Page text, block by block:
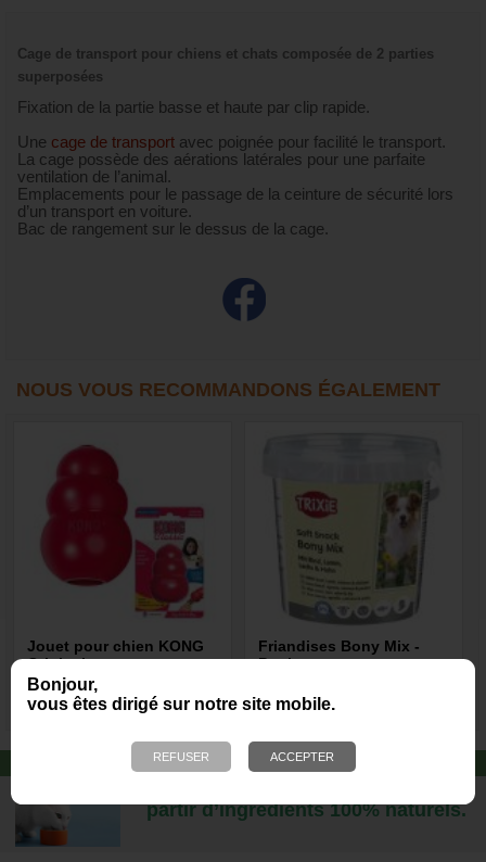
Bonjour,
vous êtes dirigé sur notre site mobile.
Cage de transport pour chiens et chats composée de 2 parties
superposées
Fixation de la partie basse et haute par clip rapide.
Une cage de transport avec poignée pour facilité le transport.
La cage possède des aérations latérales pour une parfaite
ventilation de l’animal.
Emplacements pour le passage de la ceinture de sécurité lors
d’un transport en voiture.
Bac de rangement sur le dessus de la cage.
NOUS VOUS RECOMMANDONS ÉGALEMENT
Jouet pour chien KONG
Original
6,00 €
Friandises Bony Mix -
Poulet, agneau, saumon
6,95 €
ALIMENTATION CAT'S LOVE
partir d’ingrédients 100% naturels.